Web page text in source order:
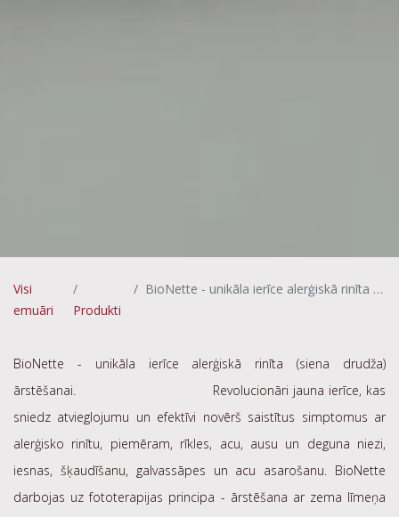
Visi
emuāri
Produkti
BioNette - unikāla ierīce alerģiskā rinīta ārstēšanai
BioNette - unikāla ierīce alerģiskā rinīta (siena drudža)
ārstēšanai. Revolucionāri jauna ierīce, kas
sniedz atvieglojumu un efektīvi novērš saistītus simptomus ar
alerģisko rinītu, piemēram, rīkles, acu, ausu un deguna niezi,
iesnas, šķaudīšanu, galvassāpes un acu asarošanu. BioNette
darbojas uz fototerapijas principa - ārstēšana ar zema līmeņa